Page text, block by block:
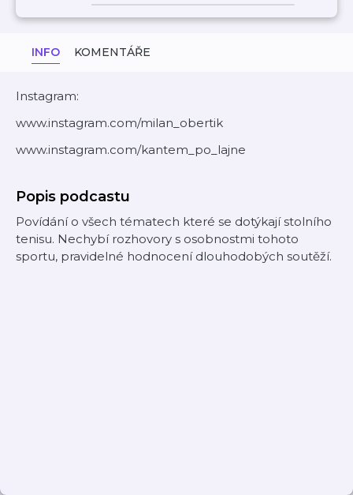
INFO KOMENTÁŘE
Instagram:
www.instagram.com/milan_obertik
www.instagram.com/kantem_po_lajne
Popis podcastu
Povídání o všech tématech které se dotýkají stolního
tenisu. Nechybí rozhovory s osobnostmi tohoto
sportu, pravidelné hodnocení dlouhodobých soutěží.